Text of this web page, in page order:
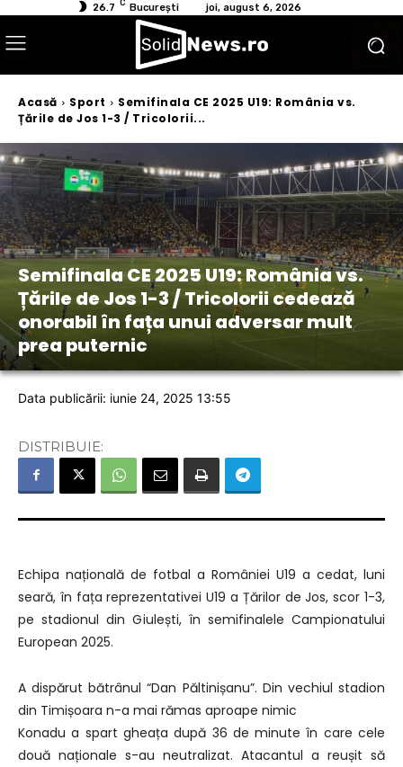
26.7 C București joi, august 6, 2026
Acasă Sport
Semifinala CE 2025 U19: România vs.
Țările de Jos 1-3 / Tricolorii...
Semifinala CE 2025 U19: România vs.
Țările de Jos 1-3 / Tricolorii cedează
onorabil în fața unui adversar mult
prea puternic
Data publicării: iunie 24, 2025 13:55
DISTRIBUIE:
Echipa națională de fotbal a României U19 a cedat, luni
seară, în fața reprezentativei U19 a Țărilor de Jos, scor 1-3,
pe stadionul din Giulești, în semifinalele Campionatului
European 2025.
A dispărut bătrânul “Dan Păltinișanu”. Din vechiul stadion
din Timișoara n-a mai rămas aproape nimic
Konadu a spart gheața după 36 de minute în care cele
două naționale s-au neutralizat. Atacantul a reușit să